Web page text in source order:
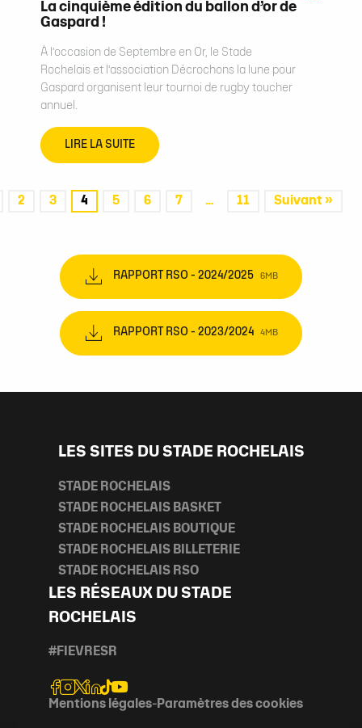
La cinquième édition du ballon d’or de
Gaspard !
À l’occasion de Septembre en Or, le Stade
Rochelais et l’association Décrochons la lune pour
Gaspard organisent leur tournoi de rugby toucher
annuel.
LIRE LA SUITE
2 3 4 5 6 7 … 11 Suivant »
RAPPORT RSO - 2024/2025 6MB
RAPPORT RSO - 2023/2024 4MB
LES SITES DU STADE ROCHELAIS
STADE ROCHELAIS
STADE ROCHELAIS BASKET
STADE ROCHELAIS BOUTIQUE
STADE ROCHELAIS BILLETERIE
STADE ROCHELAIS RSO
LES RÉSEAUX DU STADE
ROCHELAIS
#FIEVRESR
Mentions légales- Paramètres des cookies